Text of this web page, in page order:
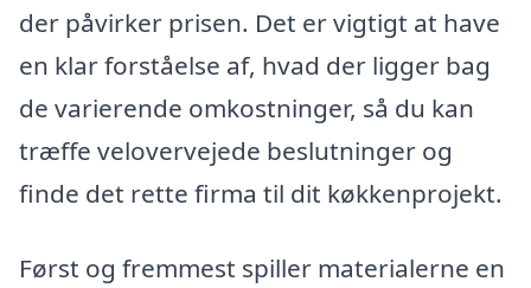
der påvirker prisen. Det er vigtigt at have
en klar forståelse af, hvad der ligger bag
de varierende omkostninger, så du kan
træffe velovervejede beslutninger og
finde det rette firma til dit køkkenprojekt.
Først og fremmest spiller materialerne en